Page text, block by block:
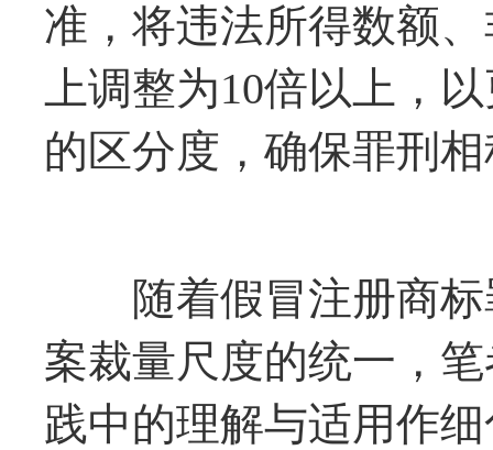
准，将违法所得数额
上调整为10倍以上，
的区分度，确保罪刑
随着假冒注册商标
案裁量尺度的统一，
践中的理解与适用作